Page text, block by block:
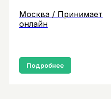
Москва / Принимает
онлайн
Подробнее